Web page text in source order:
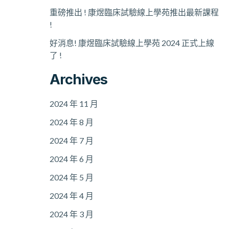
重磅推出 ! 康煜臨床試驗線上學苑推出最新課程
!
好消息! 康煜臨床試驗線上學苑 2024 正式上線
了 !
Archives
2024 年 11 月
2024 年 8 月
2024 年 7 月
2024 年 6 月
2024 年 5 月
2024 年 4 月
2024 年 3 月